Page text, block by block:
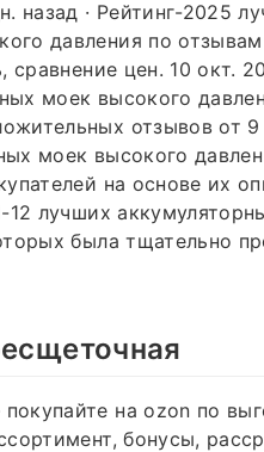
назад · Рейтинг-2025
давления по отзывам
сравнение цен. 10 окт.
моек высокого
отзывов от 9
моек высокого
на основе их
лучших
была тщательно
на ozon по
бонусы,